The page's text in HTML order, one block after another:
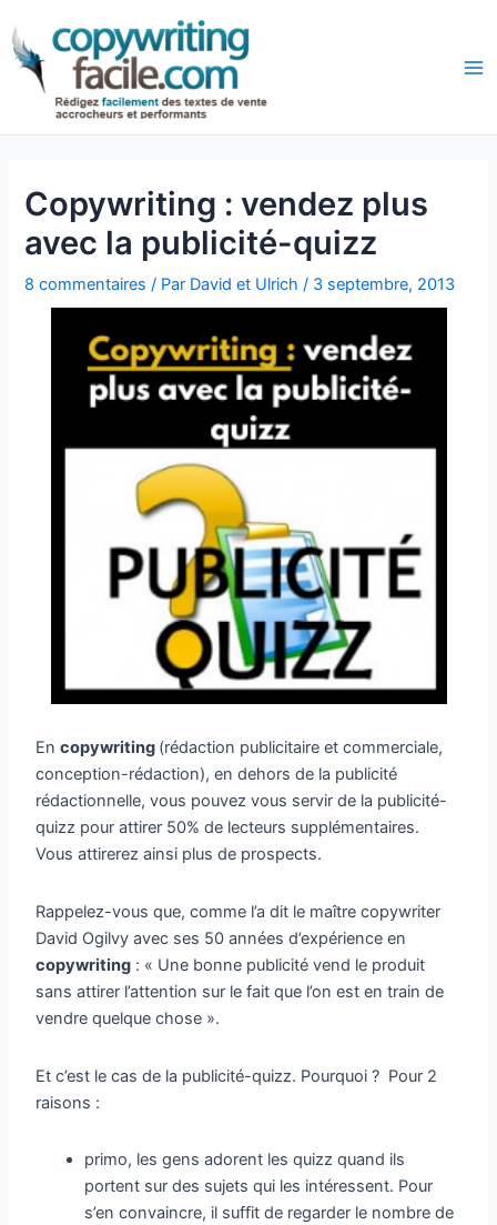
au
contenu
Copywriting : vendez plus
avec la publicité-quizz
8 commentaires / Par David et Ulrich/ 3 septembre, 2013
Encopywriting (rédaction publicitaire et commerciale,
conception-rédaction), en dehors de la publicité
rédactionnelle, vous pouvez vous servir de la publicité-
quizz pour attirer 50% de lecteurs supplémentaires.
Vous attirerez ainsi plus de prospects.
Rappelez-vous que, comme l’a dit le maître copywriter
David Ogilvy avec ses 50 années d’expérience en
copywriting : « Une bonne publicité vend le produit
sans attirer l’attention sur le fait que l’on est en train de
vendre quelque chose ».
Et c’est le cas de la publicité-quizz. Pourquoi ? Pour 2
raisons :
primo, les gens adorent les quizz quand ils
portent sur des sujets qui les intéressent. Pour
s’en convaincre, il suffit de regarder le nombre de